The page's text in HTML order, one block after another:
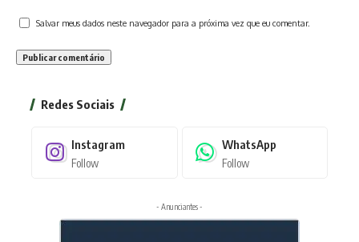
Salvar meus dados neste navegador para a próxima vez que eu comentar.
Redes Sociais
Instagram
Follow
WhatsApp
Follow
- Anunciantes -